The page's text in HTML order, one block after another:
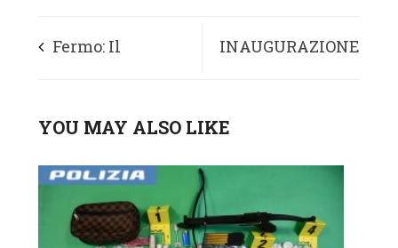
Fermo: Il
apre la stagione
lirica al Teatro
dell’Aquila
INAUGURAZIONE
TEOLOGICO
YOU MAY ALSO LIKE